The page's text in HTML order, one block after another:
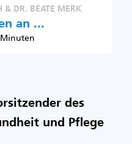
& DR. BEATE MERK
an ...
des
und Pflege